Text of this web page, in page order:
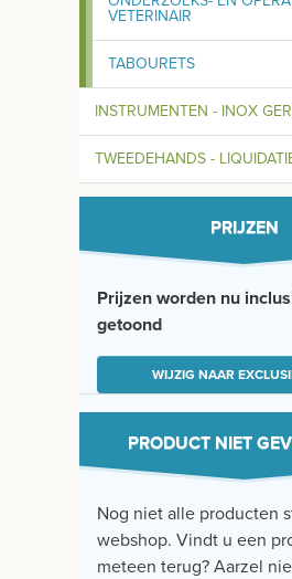
VETERINAIR
TABOURETS
INSTRUMENTEN - INOX
TWEEDEHANDS -
PRIJZEN
Prijzen worden nu
getoond
WIJZIG NAAR
PRODUCT NIET
Nog niet alle producten
webshop. Vindt u een
meteen terug? Aarzel